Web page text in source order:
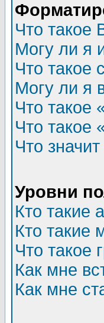
Что такое
Могу ли я
Что такое
Могу ли я
Что такое
Что такое
Что
Уровни
Кто такие
Кто такие
Что такое
Как мне
Как мне